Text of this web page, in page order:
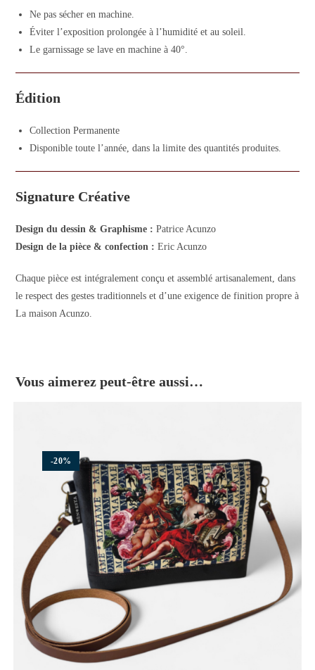
Ne pas sécher en machine.
Éviter l’exposition prolongée à l’humidité et au soleil.
Le garnissage se lave en machine à 40°.
Édition
Collection Permanente
Disponible toute l’année, dans la limite des quantités produites.
Signature Créative
Design du dessin & Graphisme : Patrice Acunzo
Design de la pièce & confection : Eric Acunzo
Chaque pièce est intégralement conçu et assemblé artisanalement, dans
le respect des gestes traditionnels et d’une exigence de finition propre à
La maison Acunzo.
Vous aimerez peut-être aussi…
-20%